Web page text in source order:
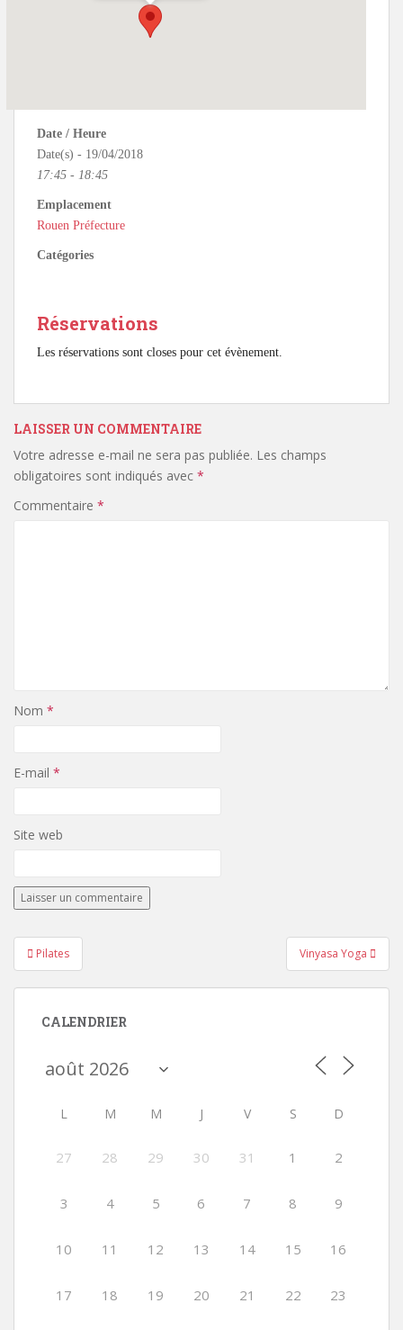
Date / Heure
Date(s) - 19/04/2018
17:45 - 18:45
Emplacement
Rouen Préfecture
Catégories
Réservations
Les réservations sont closes pour cet évènement.
LAISSER UN COMMENTAIRE
Votre adresse e-mail ne sera pas publiée. Les champs
obligatoires sont indiqués avec *
Commentaire *
Nom *
E-mail *
Site web
Navigation
de
l’article
Pilates Vinyasa Yoga
CALENDRIER
L M M J V S D
27 28 29 30 31 1 2
3 4 5 6 7 8 9
10 11 12 13 14 15 16
17 18 19 20 21 22 23